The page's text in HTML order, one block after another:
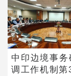
中印边境事务
调工作机制第